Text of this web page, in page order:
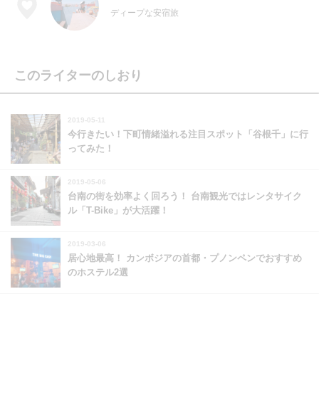
ディープな安宿旅
このライターのしおり
2019-05-11
今行きたい！下町情緒溢れる注目スポット「谷根千」に行
ってみた！
2019-05-06
台南の街を効率よく回ろう！ 台南観光ではレンタサイク
ル「T-Bike」が大活躍！
2019-03-06
居心地最高！ カンボジアの首都・プノンペンでおすすめ
のホステル2選